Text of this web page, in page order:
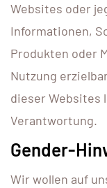
Websites oder
Informationen,
Produkten oder
Nutzung
dieser Websites
Verantwortung.
Gender-
Wir wollen auf